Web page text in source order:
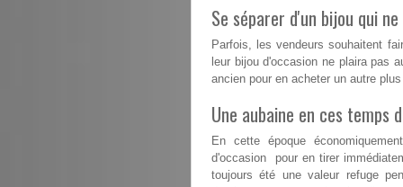
Se séparer d'un bijou qui
Parfois, les vendeurs souhaitent
leur bijou d'occasion ne plaira pas
ancien pour en acheter un autre
Une aubaine en ces temps
En cette époque
d'occasion pour en tirer
toujours été une valeur refuge